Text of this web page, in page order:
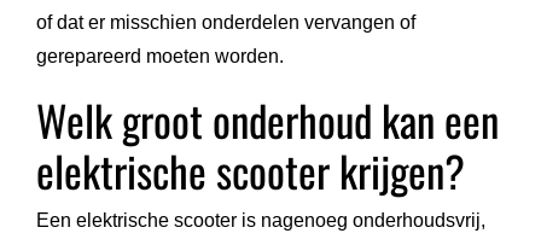
of dat er misschien onderdelen vervangen of
gerepareerd moeten worden.
Welk groot onderhoud kan een
elektrische scooter krijgen?
Een elektrische scooter is nagenoeg onderhoudsvrij,